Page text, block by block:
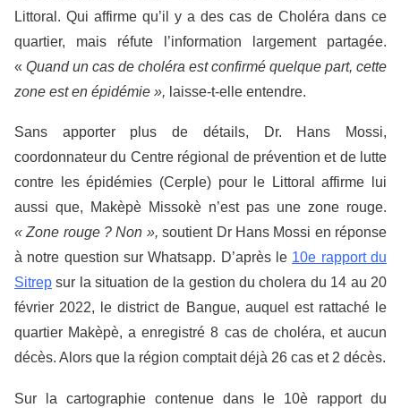
Littoral. Qui affirme qu’il y a des cas de Choléra dans ce
quartier, mais réfute l’information largement partagée.
« Quand un cas de choléra est confirmé quelque part, cette
zone est en épidémie », laisse-t-elle entendre.
Sans apporter plus de détails, Dr. Hans Mossi,
coordonnateur du Centre régional de prévention et de lutte
contre les épidémies (Cerple) pour le Littoral affirme lui
aussi que, Makèpè Missokè n’est pas une zone rouge.
« Zone rouge ? Non », soutient Dr Hans Mossi en réponse
à notre question sur Whatsapp. D’après le 10e rapport du
Sitrep sur la situation de la gestion du cholera du 14 au 20
février 2022, le district de Bangue, auquel est rattaché le
quartier Makèpè, a enregistré 8 cas de choléra, et aucun
décès. Alors que la région comptait déjà 26 cas et 2 décès.
Sur la cartographie contenue dans le 10è rapport du